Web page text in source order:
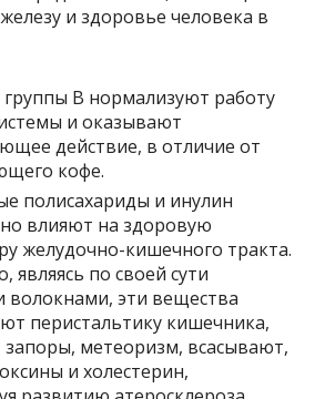
и здоровье человека в
В нормализуют работу
и оказывают
действие, в отличие от
кофе.
полисахариды и инулин
влияют на здоровую
желудочно-кишечного тракта.
являясь по своей сути
эти вещества
перистальтику кишечника,
запоры, метеоризм, всасывают,
и холестерин,